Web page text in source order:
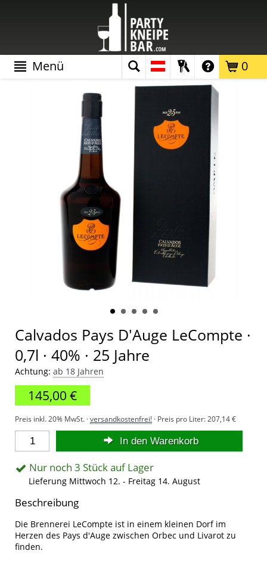
0
Menü
Calvados Pays D'Auge LeCompte ·
0,7l · 40% · 25 Jahre
Achtung: ab 18 Jahren
145,00 €
Preis inkl. 20% MwSt. ·versandkostenfrei! · Preis pro Liter:207,14 €
In den Warenkorb
Nur noch 3 Stück auf Lager
Lieferung Mittwoch 12. - Freitag 14. August
Beschreibung
Die Brennerei LeCompte ist in einem kleinen Dorf im
Herzen des Pays d'Auge zwischen Orbec und Livarot zu
finden.